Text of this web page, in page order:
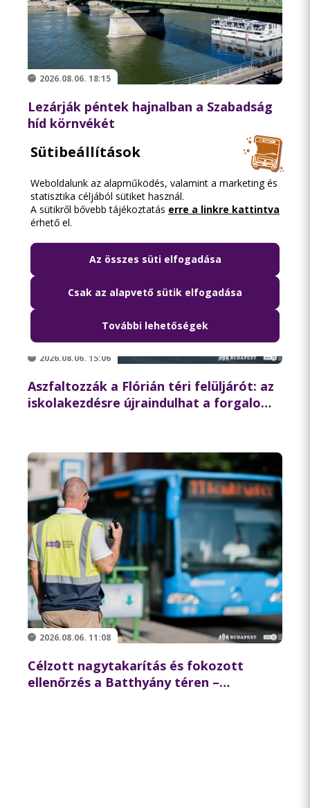
2026.08.06. 18:15
Lezárják péntek hajnalban a Szabadság
híd környékét
2026.08.06. 15:06
Aszfaltozzák a Flórián téri felüljárót: az
iskolakezdésre újraindulhat a forgalom
2026.08.06. 11:08
Célzott nagytakarítás és fokozott
ellenőrzés a Batthyány téren –
Sütibeállítások
Weboldalunk az alapműködés, valamint a marketing és
statisztika céljából sütiket használ.
A sütikről bővebb tájékoztatás erre a linkre kattintva
érhető el.
Az összes süti elfogadása
Csak az alapvető sütik elfogadása
További lehetőségek